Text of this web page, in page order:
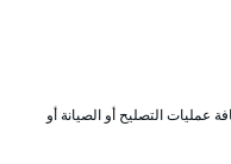
عمليات التصليح أو الصيانة أو